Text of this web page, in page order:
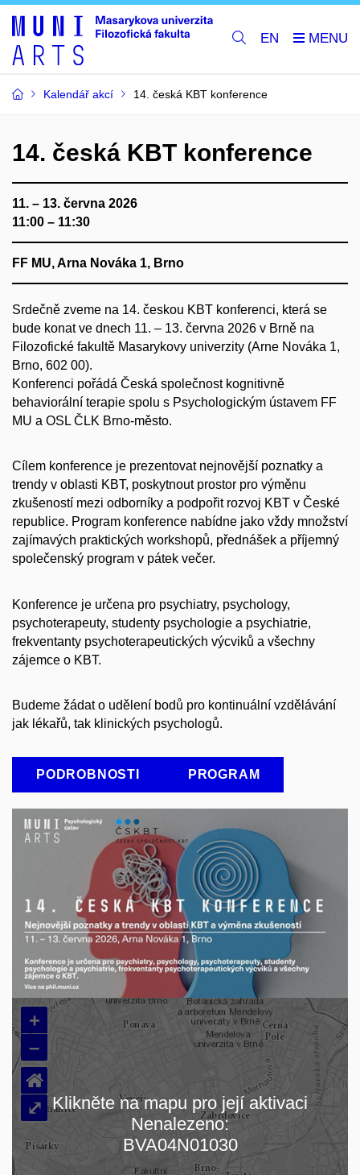
EN
Kalendář akcí 14. česká KBT konference
14. česká KBT konference
11. – 13. června 2026
11:00 – 11:30
FF MU, Arna Nováka 1, Brno
Srdečně zveme na 14. českou KBT konferenci, která se
bude konat ve dnech 11. – 13. června 2026 v Brně na
Filozofické fakultě Masarykovy univerzity (Arne Nováka 1,
Brno, 602 00).
Konferenci pořádá Česká společnost kognitivně
behaviorální terapie spolu s Psychologickým ústavem FF
MU a OSL ČLK Brno-město.
Cílem konference je prezentovat nejnovější poznatky a
trendy v oblasti KBT, poskytnout prostor pro výměnu
zkušeností mezi odborníky a podpořit rozvoj KBT v České
republice. Program konference nabídne jako vždy množství
zajímavých praktických workshopů, přednášek a příjemný
společenský program v pátek večer.
Konference je určena pro psychiatry, psychology,
psychoterapeuty, studenty psychologie a psychiatrie,
frekventanty psychoterapeutických výcviků a všechny
zájemce o KBT.
Budeme žádat o udělení bodů pro kontinuální vzdělávání
jak lékařů, tak klinických psychologů.
PODROBNOSTI PROGRAM
Načítám mapu…
+
–
⌂
⤢ Klikněte na mapu pro její aktivaci
Nenalezeno:
BVA04N01030